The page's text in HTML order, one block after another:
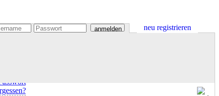
anmelden neu registrieren